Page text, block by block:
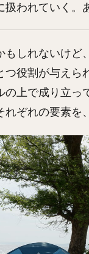
われていく。
もしれないけど
つ役割が与えら
の上で成り立
れぞれの要素を